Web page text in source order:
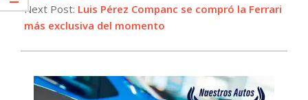
Next Post: Luis Pérez Companc se compró la Ferrari
más exclusiva del momento